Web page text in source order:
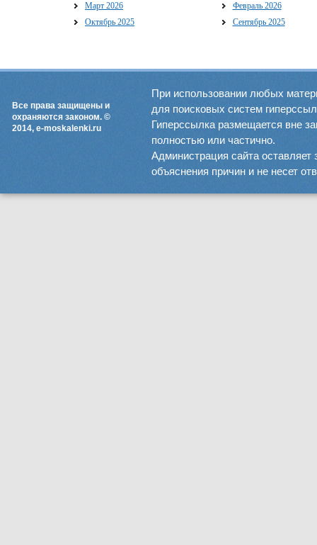
Март 2026
Февраль 2026
Октябрь 2025
Сентябрь 2025
Все права защищены и
охраняются законом. ©
2014, e-moskalenki.ru
При использовании любых
для поисковых систем
Гиперссылка размещается вне
полностью или частично.
Администрация сайта оставляет
объяснения причин и не несет